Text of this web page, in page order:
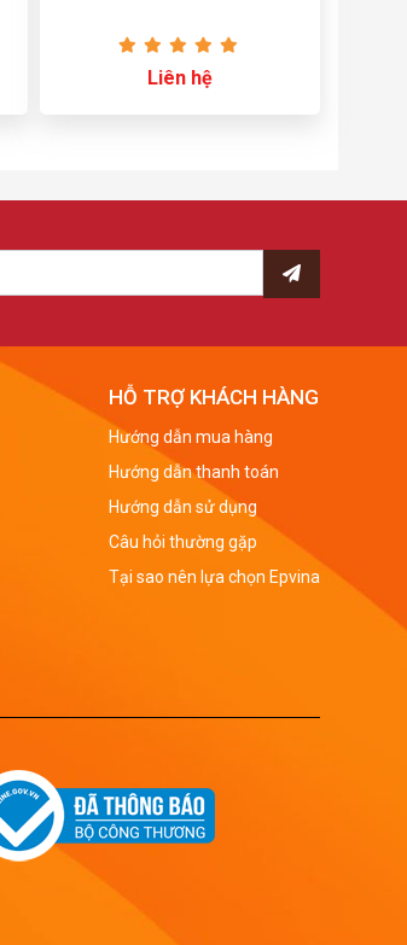
Liên hệ
HỖ TRỢ KHÁCH HÀNG
Hướng dẫn mua hàng
Hướng dẫn thanh toán
Hướng dẫn sử dụng
Câu hỏi thường gặp
Tại sao nên lựa chọn Epvina